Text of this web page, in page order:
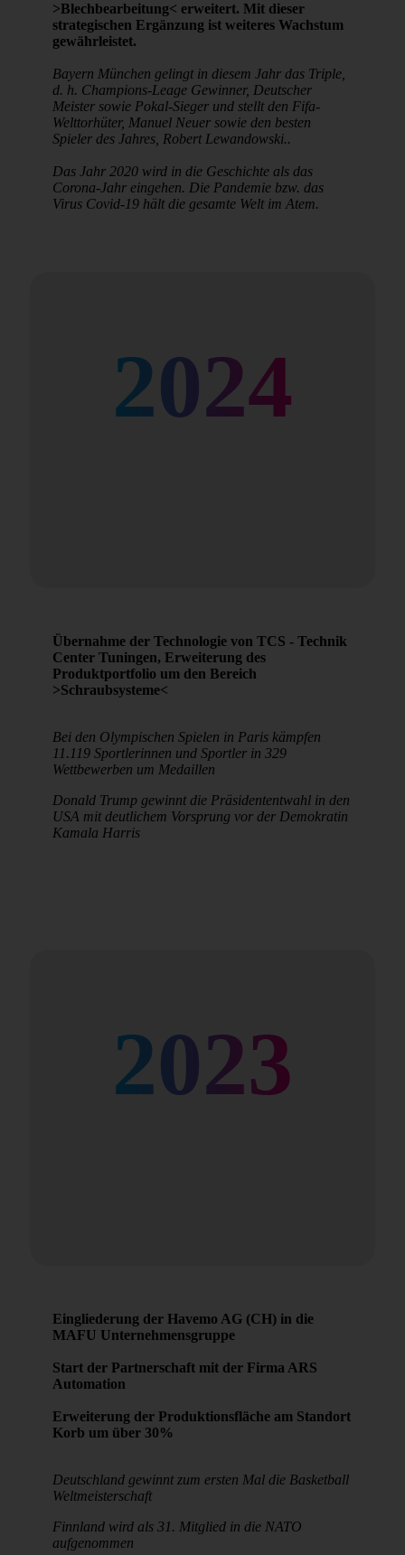
>Blechbearbeitung< erweitert. Mit dieser
strategischen Ergänzung ist weiteres Wachstum
gewährleistet.
Bayern München gelingt in diesem Jahr das Triple,
d. h. Champions-Leage Gewinner, Deutscher
Meister sowie Pokal-Sieger und stellt den Fifa-
Welttorhüter, Manuel Neuer sowie den besten
Spieler des Jahres, Robert Lewandowski..
Das Jahr 2020 wird in die Geschichte als das
Corona-Jahr eingehen. Die Pandemie bzw. das
Virus Covid-19 hält die gesamte Welt im Atem.
2024
Übernahme der Technologie von TCS - Technik
Center Tuningen, Erweiterung des
Produktportfolio um den Bereich
>Schraubsysteme<
Bei den Olympischen Spielen in Paris kämpfen
11.119 Sportlerinnen und Sportler in 329
Wettbewerben um Medaillen
Donald Trump gewinnt die Präsidententwahl in den
USA mit deutlichem Vorsprung vor der Demokratin
Kamala Harris
2023
Eingliederung der Havemo AG (CH) in die
MAFU Unternehmensgruppe
Start der Partnerschaft mit der Firma ARS
Automation
Erweiterung der Produktionsfläche am Standort
Korb um über 30%
Deutschland gewinnt zum ersten Mal die Basketball
Weltmeisterschaft
Finnland wird als 31. Mitglied in die NATO
aufgenommen